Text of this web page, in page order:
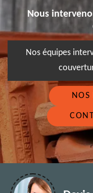
Nous
Nos équipes
NOS